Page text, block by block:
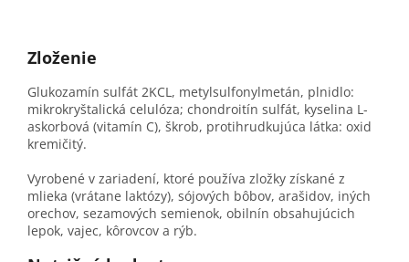
Zloženie
Glukozamín sulfát 2KCL, metylsulfonylmetán, plnidlo:
mikrokryštalická celulóza; chondroitín sulfát, kyselina L-
askorbová (vitamín C), škrob, protihrudkujúca látka: oxid
kremičitý.
Vyrobené v zariadení, ktoré používa zložky získané z
mlieka (vrátane laktózy), sójových bôbov, arašidov, iných
orechov, sezamových semienok, obilnín obsahujúcich
lepok, vajec, kôrovcov a rýb.